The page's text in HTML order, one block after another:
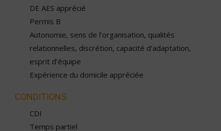
DE AES apprécié
Permis B
Autonomie, sens de l’organisation, qualités
relationnelles, discrétion, capacité d’adaptation,
esprit d’équipe
Expérience du domicile appréciée
CONDITIONS
CDI
Temps partiel